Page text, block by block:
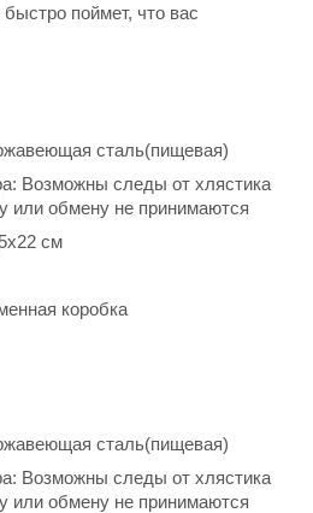
поймет, что вас
сталь(пищевая)
Возможны следы от хлястика
или обмену не принимаются
см
коробка
сталь(пищевая)
Возможны следы от хлястика
или обмену не принимаются